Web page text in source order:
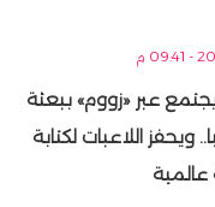
عبر «زووم» ببعثة
ويحفز اللاعبات لكتابة
عالمية